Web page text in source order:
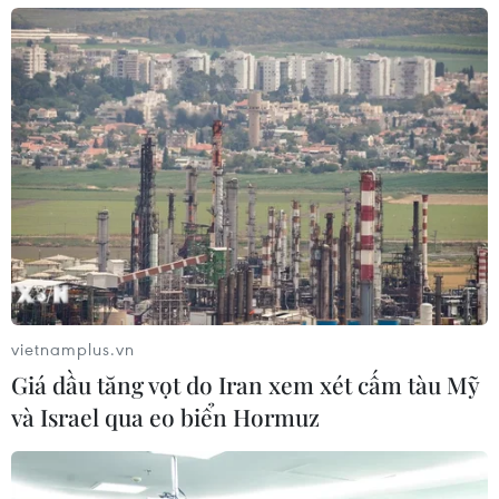
Tổng Biên tập: TRẦN TIẾN DUẨN
Phó Tổng Biên tập: NGUYỄN THỊ TÁM, KHÚC THANH
THỦY
Sở hữu trí tuệ
Quy định sử dụng
RSS
Hỗ trợ
Ngôn ngữ
TTXVN
Dịch vụ tin
Quảng cáo
Liên hệ
Giấy phép số: 1374/GP-BTTTT do Bộ Thông tin và Truyền thông
cấp ngày 11/9/2008.
Quảng cáo: Phó TBT Nguyễn Thị Tám: 093.5958688, Email:
vietnamplus.vn
Giá dầu tăng vọt do Iran xem xét cấm tàu Mỹ
và Israel qua eo biển Hormuz